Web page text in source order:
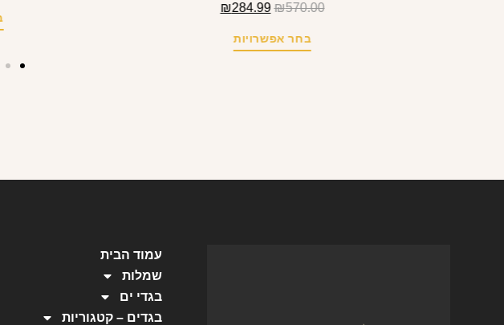
₪570.00
₪284.99
בחר אפשרויות
עמוד הבית
שמלות
בגדי ים
בגדים – קטגוריות